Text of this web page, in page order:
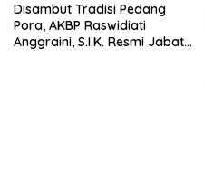
Disambut Tradisi Pedang
Pora, AKBP Raswidiati
Anggraini, S.I.K. Resmi Jabat